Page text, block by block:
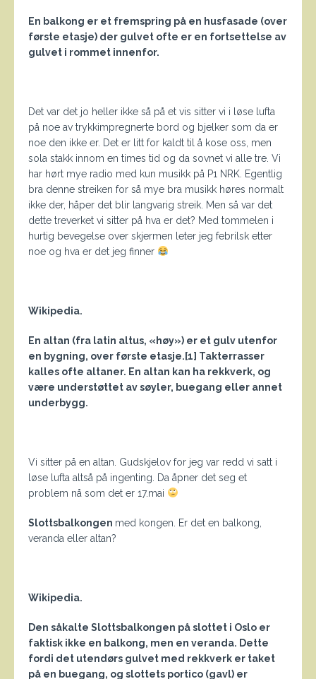
En balkong er et fremspring på en husfasade (over
første etasje) der gulvet ofte er en fortsettelse av
gulvet i rommet innenfor.
Det var det jo heller ikke så på et vis sitter vi i løse lufta
på noe av trykkimpregnerte bord og bjelker som da er
noe den ikke er. Det er litt for kaldt til å kose oss, men
sola stakk innom en times tid og da sovnet vi alle tre. Vi
har hørt mye radio med kun musikk på P1 NRK. Egentlig
bra denne streiken for så mye bra musikk høres normalt
ikke der, håper det blir langvarig streik. Men så var det
dette treverket vi sitter på hva er det? Med tommelen i
hurtig bevegelse over skjermen leter jeg febrilsk etter
noe og hva er det jeg finner
Wikipedia.
En altan (fra latin altus, «høy») er et gulv utenfor
en bygning, over første etasje.[1] Takterrasser
kalles ofte altaner. En altan kan ha rekkverk, og
være understøttet av søyler, buegang eller annet
underbygg.
Vi sitter på en altan. Gudskjelov for jeg var redd vi satt i
løse lufta altså på ingenting. Da åpner det seg et
problem nå som det er 17.mai
Slottsbalkongen med kongen. Er det en balkong,
veranda eller altan?
Wikipedia.
Den såkalte Slottsbalkongen på slottet i Oslo er
faktisk ikke en balkong, men en veranda. Dette
fordi det utendørs gulvet med rekkverk er taket
på en buegang, og slottets portico (gavl) er